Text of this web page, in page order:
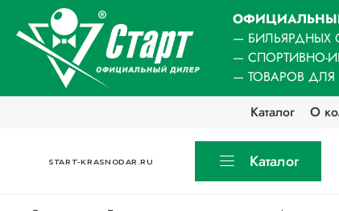
— БИЛЬЯРДНЫХ
— СПОРТИВНО-
— ТОВАРОВ
Каталог
О
START-KRASNODAR.RU Каталог